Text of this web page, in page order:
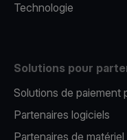
Technologie
Solutions pour
Solutions de paiement
Partenaires logiciels
Partenaires de matériel